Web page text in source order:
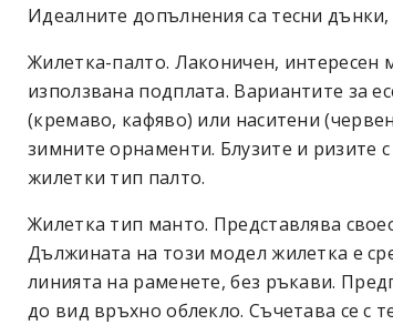
Идеалните допълнения са тесни
Жилетка-палто. Лаконичен, интересен
използвана подплата. Вариантите за
(кремаво, кафяво) или наситени
зимните орнаменти. Блузите и ризите
жилетки тип палто.
Жилетка тип манто. Представлява
Дължината на този модел жилетка е
линията на раменете, без ръкави.
до вид връхно облекло. Съчетава се с